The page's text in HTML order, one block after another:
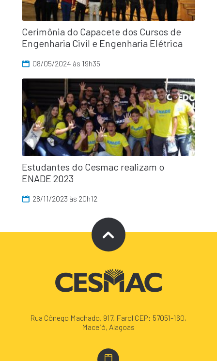
Cerimônia do Capacete dos Cursos de
Engenharia Civil e Engenharia Elétrica
08/05/2024 às 19h35
Estudantes do Cesmac realizam o
ENADE 2023
28/11/2023 às 20h12
Rua Cônego Machado, 917, Farol CEP: 57051-160,
Maceió, Alagoas